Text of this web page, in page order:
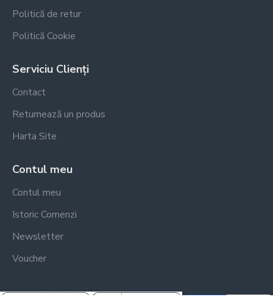
Politică de retur
Politică Cookie
Serviciu Clienți
Contact
Returnează un produs
Harta Site
Contul meu
Contul meu
Istoric Comenzi
Newsletter
Voucher